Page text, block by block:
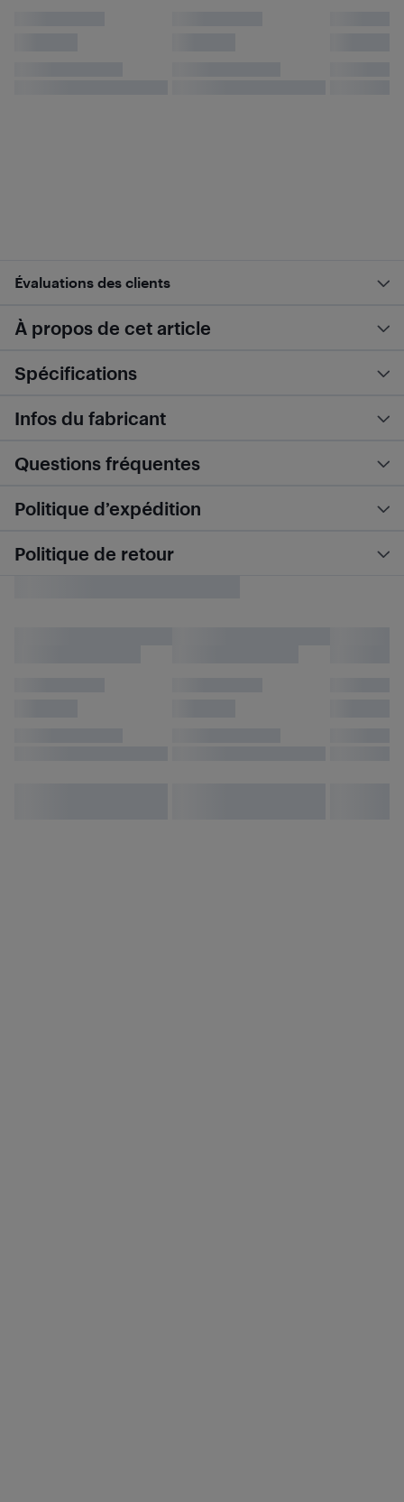
Évaluations des clients
À propos de cet article
Spécifications
Infos du fabricant
Questions fréquentes
Politique d’expédition
Politique de retour